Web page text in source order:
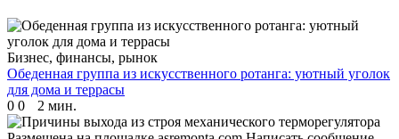
Бизнес, финансы, рынок
Обеденная группа из искусственного ротанга: уютный уголок
для дома и террасы
0 0 2 мин.